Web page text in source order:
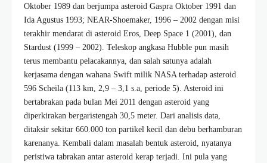
Oktober 1989 dan berjumpa asteroid Gaspra Oktober 1991 dan
Ida Agustus 1993; NEAR-Shoemaker, 1996 – 2002 dengan misi
terakhir mendarat di asteroid Eros, Deep Space 1 (2001), dan
Stardust (1999 – 2002). Teleskop angkasa Hubble pun masih
terus membantu pelacakannya, dan salah satunya adalah
kerjasama dengan wahana Swift milik NASA terhadap asteroid
596 Scheila (113 km, 2,9 – 3,1 s.a, periode 5). Asteroid ini
bertabrakan pada bulan Mei 2011 dengan asteroid yang
diperkirakan bergaristengah 30,5 meter. Dari analisis data,
ditaksir sekitar 660.000 ton partikel kecil dan debu berhamburan
karenanya. Kembali dalam masalah bentuk asteroid, nyatanya
peristiwa tabrakan antar asteroid kerap terjadi. Ini pula yang